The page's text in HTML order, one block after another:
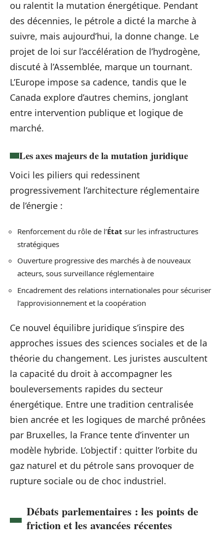
ou ralentit la mutation énergétique. Pendant
des décennies, le pétrole a dicté la marche à
suivre, mais aujourd’hui, la donne change. Le
projet de loi sur l’accélération de l’hydrogène,
discuté à l’Assemblée, marque un tournant.
L’Europe impose sa cadence, tandis que le
Canada explore d’autres chemins, jonglant
entre intervention publique et logique de
marché.
Les axes majeurs de la mutation juridique
Voici les piliers qui redessinent
progressivement l’architecture réglementaire
de l’énergie :
Renforcement du rôle de l’État sur les infrastructures
stratégiques
Ouverture progressive des marchés à de nouveaux
acteurs, sous surveillance réglementaire
Encadrement des relations internationales pour sécuriser
l’approvisionnement et la coopération
Ce nouvel équilibre juridique s’inspire des
approches issues des sciences sociales et de la
théorie du changement. Les juristes auscultent
la capacité du droit à accompagner les
bouleversements rapides du secteur
énergétique. Entre une tradition centralisée
bien ancrée et les logiques de marché prônées
par Bruxelles, la France tente d’inventer un
modèle hybride. L’objectif : quitter l’orbite du
gaz naturel et du pétrole sans provoquer de
rupture sociale ou de choc industriel.
Débats parlementaires : les points de
friction et les avancées récentes